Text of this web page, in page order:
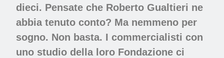
dieci. Pensate che Roberto Gualtieri ne
abbia tenuto conto? Ma nemmeno per
sogno. Non basta. I commercialisti con
uno studio della loro Fondazione ci